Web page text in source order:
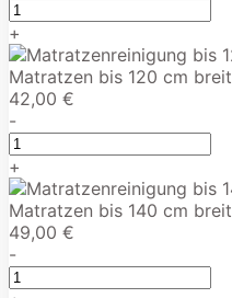
+
Matratzen bis 120 cm breit
42,00 €
-
+
Matratzen bis 140 cm breit
49,00 €
-